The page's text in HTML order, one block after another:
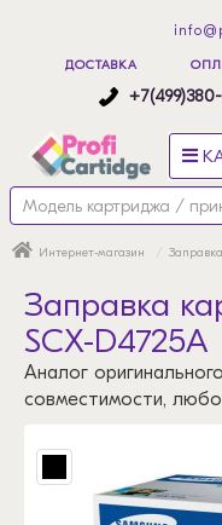
ДОСТАВКА
+7(499)380-
Интернет-магазин
Заправка
SCX-D4725A
Аналог
совместимости,